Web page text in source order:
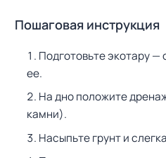
Пошаговая инструкция
Подготовьте экотару —
ее.
На дно положите
камни).
Насыпьте грунт и